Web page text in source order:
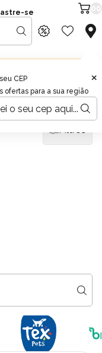
CEP
ofertas para a sua região
×
se
Filtros